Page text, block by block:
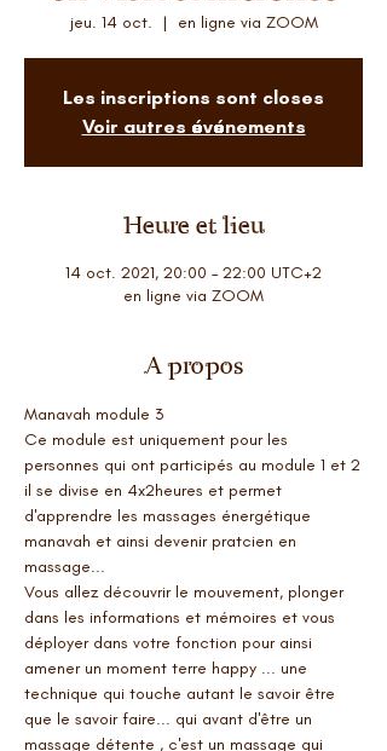
jeu. 14 oct.
  |
en ligne via ZOOM
Les inscriptions sont closes
Voir autres événements
Heure et lieu
14 oct. 2021, 20:00 – 22:00 UTC+2
en ligne via ZOOM
A propos
Manavah module 3
Ce module est uniquement pour les
personnes qui ont participés au module 1 et 2
il se divise en 4x2heures et permet
d'apprendre les massages énergétique
manavah et ainsi devenir pratcien en
massage...
Vous allez découvrir le mouvement, plonger
dans les informations et mémoires et vous
déployer dans votre fonction pour ainsi
amener un moment terre happy ... une
technique qui touche autant le savoir être
que le savoir faire... qui avant d'être un
massage détente , c'est un massage qui